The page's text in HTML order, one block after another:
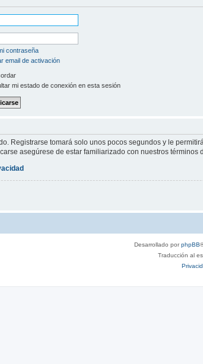
contraseña
email de activación
mi estado de conexión en esta sesión
Registrarse tomará solo unos pocos segundos y le
asegúrese de estar familiarizado con nuestros
Desarrollado porphpBB
Traducción al